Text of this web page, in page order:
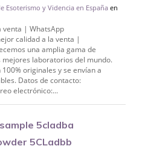
Esoterismo y Videncia en España en
venta | WhatsApp
calidad a la venta |
una amplia gama de
laboratorios del mundo.
originales y se envían a
Datos de contacto:
electrónico:...
5cladba
5CLadbb